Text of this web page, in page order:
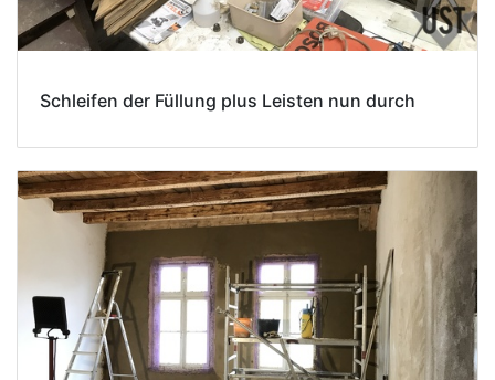
Schleifen der Füllung plus Leisten nun durch